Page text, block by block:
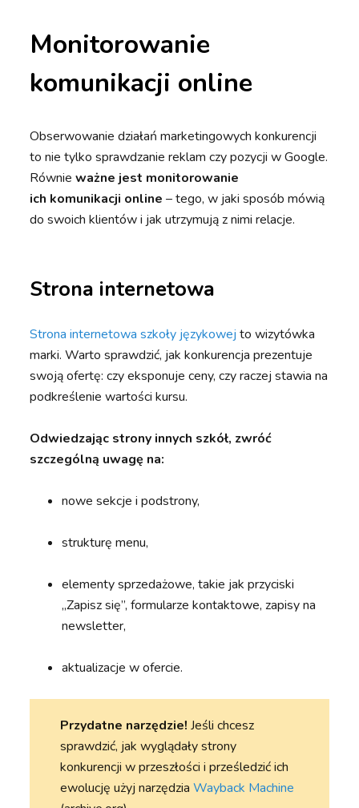
Monitorowanie
komunikacji online
Obserwowanie działań marketingowych konkurencji
to nie tylko sprawdzanie reklam czy pozycji w Google.
Równieważne jest monitorowanie
ich komunikacji online – tego, w jaki sposób mówią
do swoich klientów i jak utrzymują z nimi relacje.
Strona internetowa
Strona internetowa szkoły językowej to wizytówka
marki. Warto sprawdzić, jak konkurencja prezentuje
swoją ofertę: czy eksponuje ceny, czy raczej stawia na
podkreślenie wartości kursu.
Odwiedzając strony innych szkół, zwróć
szczególną uwagę na:
nowe sekcje i podstrony,
strukturę menu,
elementy sprzedażowe, takie jak przyciski
„Zapisz się”, formularze kontaktowe, zapisy na
newsletter,
aktualizacje w ofercie.
Przydatne narzędzie!Jeśli chcesz
sprawdzić, jak wyglądały strony
konkurencji w przeszłości i prześledzić ich
ewolucję użyj narzędziaWayback Machine